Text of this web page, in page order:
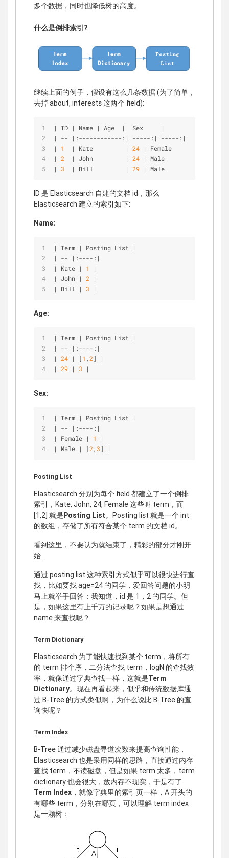
多个数据，同时也降低树的高度。
什么是倒排索引?
继续上面的例子，假设有这么几条数据 (为了简单，
去掉 about, interests 这两个 field):
| ID | Name | Age |
  Sex
|
|
-- | :------------ : | ----- : | ----- : |
|
1 | Kate | 24 |
Female
|
2 | John | 24 |
Male
|
3 | Bill | 29 | Male
ID 是 Elasticsearch 自建的文档 id，那么
Elasticsearch 建立的索引如下:
Name:
| Term | Posting List
|
|
-- | :---- : |
|
Kate | 1
|
|
John | 2
|
|
Bill | 3 |
Age:
| Term | Posting List
|
|
-- | :---- : |
|
24 | [1 ,2]
|
|
29 | 3 |
Sex:
| Term | Posting List
|
|
-- | :---- : |
|
Female | 1
|
|
Male | [2 ,3] |
Posting List
Elasticsearch 分别为每个 field 都建立了一个倒排
索引，Kate, John, 24, Female 这些叫 term，而
[1,2] 就是Posting List。Posting list 就是一个 int
的数组，存储了所有符合某个 term 的文档 id。
看到这里，不要认为就结束了，精彩的部分才刚开
始...
通过 posting list 这种索引方式似乎可以很快进行查
找，比如要找 age=24 的同学，爱回答问题的小明
马上就举手回答：我知道，id 是 1，2 的同学。但
是，如果这里有上千万的记录呢？如果是想通过
name 来查找呢？
Term Dictionary
Elasticsearch 为了能快速找到某个 term，将所有
的 term 排个序，二分法查找 term，logN 的查找效
率，就像通过字典查找一样，这就是Term
Dictionary。现在再看起来，似乎和传统数据库通
过 B-Tree 的方式类似啊，为什么说比 B-Tree 的查
询快呢？
Term Index
B-Tree 通过减少磁盘寻道次数来提高查询性能，
Elasticsearch 也是采用同样的思路，直接通过内存
查找 term，不读磁盘，但是如果 term 太多，term
dictionary 也会很大，放内存不现实，于是有了
Term Index ，就像字典里的索引页一样，A 开头的
有哪些 term，分别在哪页，可以理解 term index
是一颗树：